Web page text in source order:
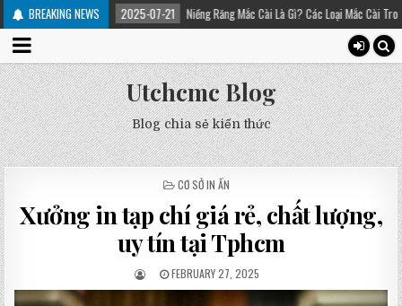
BREAKING NEWS
2025-07-21 Niềng Răng Mắc Cài Là Gì? Các Loại Mắc Cài Trong Niềng Răng –
Utchcmc Blog
Blog chia sẻ kiến thức
POSTED
CƠ SỞ IN ẤN
Xưởng in tạp chí giá rẻ, chất lượng,
uy tín tại Tphcm
FEBRUARY 27, 2025